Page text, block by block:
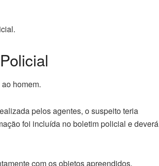
homem.
pelos agentes, o suspeito teria
foi incluída no boletim policial e deverá
com os objetos apreendidos.